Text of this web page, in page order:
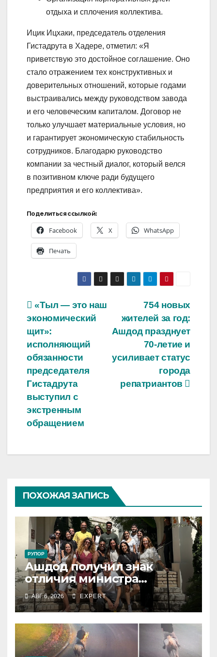
отдыха и сплочения коллектива.
Ицик Ицхаки, председатель отделения
Гистадрута в Хадере, отметил: «Я
приветствую это достойное соглашение. Оно
стало отражением тех конструктивных и
доверительных отношений, которые годами
выстраивались между руководством завода
и его человеческим капиталом. Договор не
только улучшает материальные условия, но
и гарантирует экономическую стабильность
сотрудников. Благодарю руководство
компании за честный диалог, который велся
в позитивном ключе ради будущего
предприятия и его коллектива».
Поделиться ссылкой:
Facebook X WhatsApp
Печать
Навигация
по
записям
754 новых
жителей за год:
Ашдод празднует
70-летие и
усиливает статус
города
репатриантов
«Тыл — это наш
экономический
щит»:
исполняющий
обязанности
председателя
Гистадрута
выступил с
экстренным
обращением
ПОХОЖАЯ ЗАПИСЬ
РУПОР
Ашдод получил знак
отличия министра
обороны за поддержку
резервистов
АВГ 6, 2026 EXPERT